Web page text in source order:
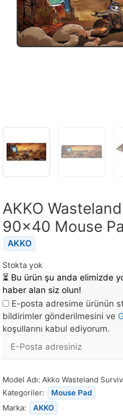
AKKO
90×40 Mouse
AKKO
Stokta yok
⏳ Bu ürün şu anda elimizde
haber alan siz olun!
E-posta adresime ürünün
bildirimler gönderilmesini ve
koşullarını kabul ediyorum.
posta
ürün
stoğa
döndüğünde
bildirim
Model Adı: Akko Wasteland
Kategoriler:
Mouse Pad
Marka:
AKKO